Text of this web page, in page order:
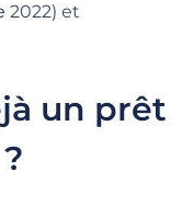
2022) et
un prêt